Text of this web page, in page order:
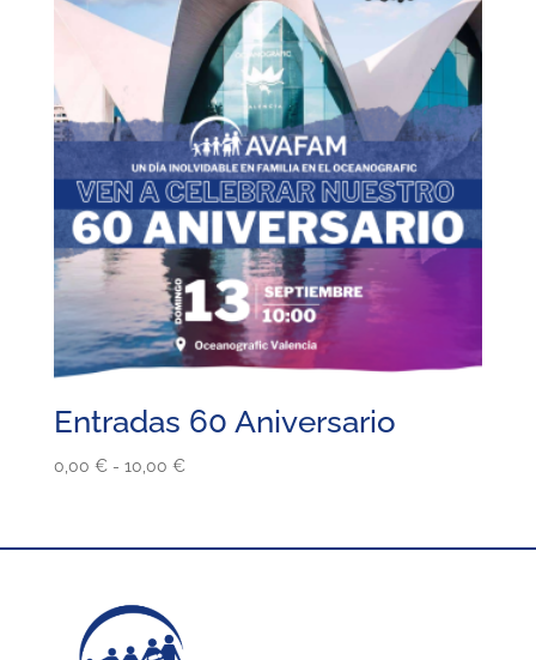
Entradas 60 Aniversario
0,00 € - 10,00 €Rango
desde